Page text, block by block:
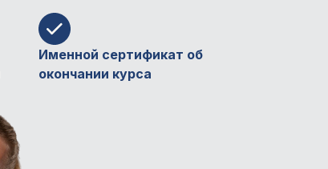
Именной сертификат об
окончании курса